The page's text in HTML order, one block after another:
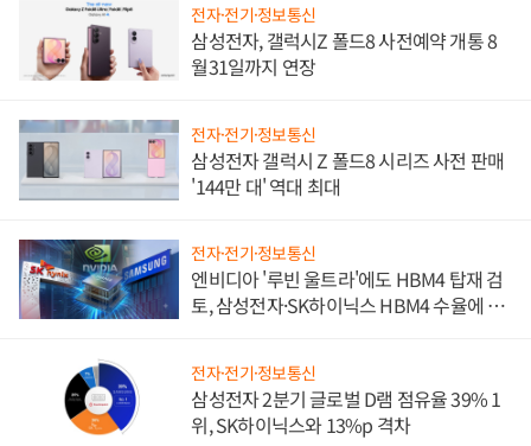
전자·전기·정보통신
삼성전자, 갤럭시Z 폴드8 사전예약 개통 8
월31일까지 연장
전자·전기·정보통신
삼성전자 갤럭시 Z 폴드8 시리즈 사전 판매
'144만 대' 역대 최대
전자·전기·정보통신
엔비디아 '루빈 울트라'에도 HBM4 탑재 검
토, 삼성전자·SK하이닉스 HBM4 수율에 주
전자·전기·정보통신
삼성전자 2분기 글로벌 D램 점유율 39% 1
위, SK하이닉스와 13%p 격차